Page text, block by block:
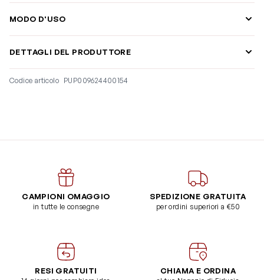
MODO D'USO
DETTAGLI DEL PRODUTTORE
Codice articolo PUP009624400154
CAMPIONI OMAGGIO
in tutte le consegne
SPEDIZIONE GRATUITA
per ordini superiori a €50
RESI GRATUITI CHIAMA E ORDINA